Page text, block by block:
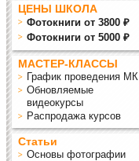
ЦЕНЫ ШКОЛА
Фотокниги от 3800 ₽
Фотокниги от 5000 ₽
МАСТЕР-КЛАССЫ
График проведения МК
Обновляемые
видеокурсы
Распродажа курсов
Статьи
Основы фотографии